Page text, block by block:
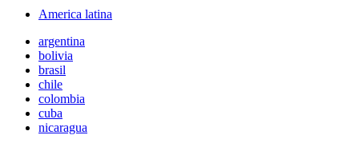
America latina
argentina
bolivia
brasil
chile
colombia
cuba
nicaragua